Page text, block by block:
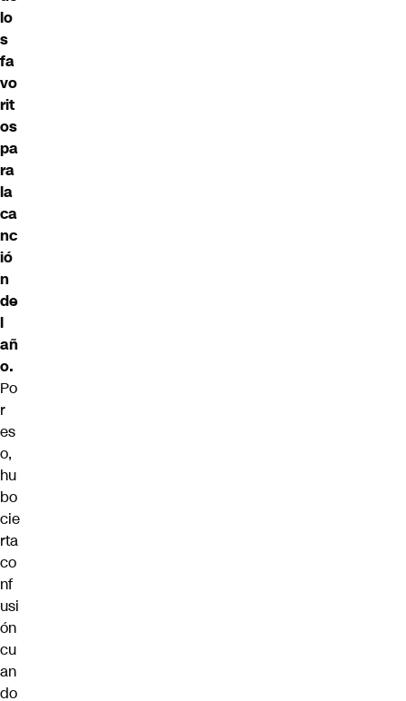
lo
s
fa
vo
rit
os
pa
ra
la
ca
nc
ió
n
de
l
añ
o.
Po
r
es
o,
hu
bo
cie
rta
co
nf
usi
ón
cu
an
do